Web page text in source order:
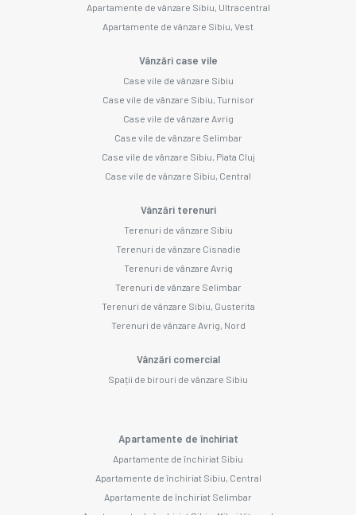
Apartamente de vânzare Sibiu, Ultracentral
Apartamente de vânzare Sibiu, Vest
Vânzări case vile
Case vile de vânzare Sibiu
Case vile de vânzare Sibiu, Turnisor
Case vile de vânzare Avrig
Case vile de vânzare Selimbar
Case vile de vânzare Sibiu, Piata Cluj
Case vile de vânzare Sibiu, Central
Vânzări terenuri
Terenuri de vânzare Sibiu
Terenuri de vânzare Cisnadie
Terenuri de vânzare Avrig
Terenuri de vânzare Selimbar
Terenuri de vânzare Sibiu, Gusterita
Terenuri de vânzare Avrig, Nord
Vânzări comercial
Spații de birouri de vânzare Sibiu
Apartamente de închiriat
Apartamente de închiriat Sibiu
Apartamente de închiriat Sibiu, Central
Apartamente de închiriat Selimbar